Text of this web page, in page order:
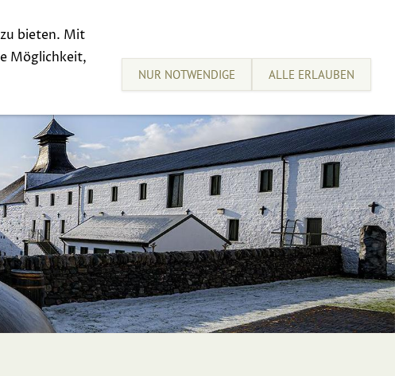
Exclusive Tastings
zu bieten. Mit
Möglichkeit,
NUR NOTWENDIGE ALLE ERLAUBEN